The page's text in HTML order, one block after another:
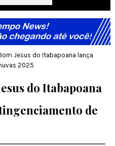
Jesus do Itabapoana lança
2025
do Itabapoana
de